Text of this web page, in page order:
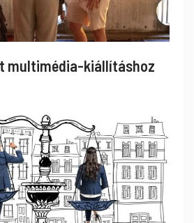
multimédia-kiállításhoz